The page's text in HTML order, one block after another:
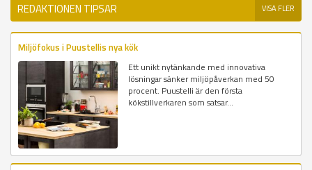
REDAKTIONEN TIPSAR VISA FLER
Miljöfokus i Puustellis nya kök
Ett unikt nytänkande med innovativa
lösningar sänker miljöpåverkan med 50
procent. Puustelli är den första
kökstillverkaren som satsar...